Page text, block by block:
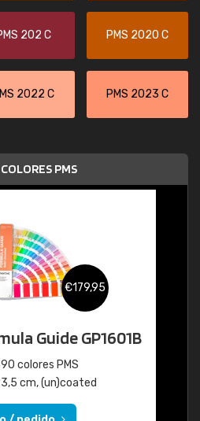
202 C PMS 2020 C
2022 C PMS 2023 C
PMS
€179,95
Guide GP1601B
colores PMS
cm, (un)coated